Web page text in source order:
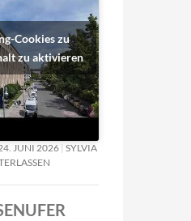
Cookies zu
zu aktivieren
JUNI 2026 SYLVIA